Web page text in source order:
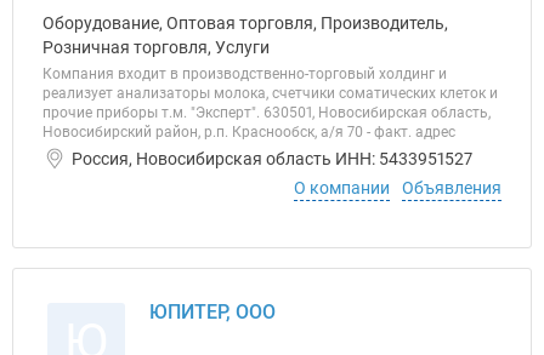
Оборудование, Оптовая торговля, Производитель,
Розничная торговля, Услуги
Компания входит в производственно-торговый холдинг и
реализует анализаторы молока, счетчики соматических клеток и
прочие приборы т.м. "Эксперт". 630501, Новосибирская область,
Новосибирский район, р.п. Краснообск, а/я 70 - факт. адрес
Россия, Новосибирская область ИНН: 5433951527
О компании
Объявления
ЮПИТЕР, ООО